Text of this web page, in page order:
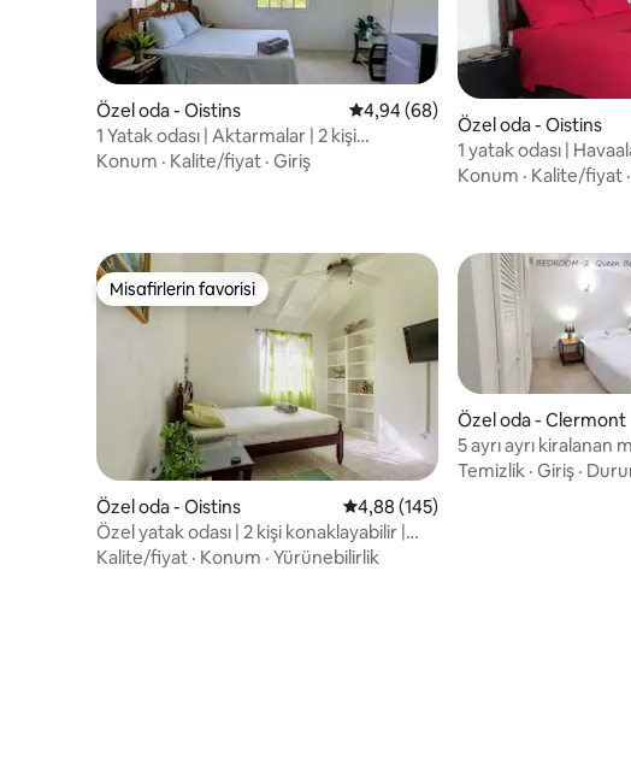
Özel oda - Oistins 5 üzerinden ortalama 4,94 puan,
4,94 (68)
1 Yatak odası | Aktarmalar | 2 kişi
konaklayabilir | Özel | Wifi
Konum · Kalite/fiyat · Giriş
Özel oda - Oistins
1 yatak odası |
Wifi | Sessiz
Konum · Kalite/fiyat ·
Misafirlerin favorisi
Misafirlerin favorisi
Özel oda - Oistins 5 üzerinden ortalama 4,88 puan,
4,88 (145)
Özel yatak odası | 2 kişi konaklayabilir |
Havaalanına yakın | Konforlu
Kalite/fiyat · Konum · Yürünebilirlik
Özel oda - Clermont
5 ayrı ayrı kiralanan
misafir evi
Temizlik · Giriş ·